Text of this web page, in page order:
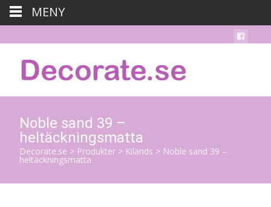
Noble sand 39 –
heltäckningsmatta
Decorate.se > Produkter > Kilands > Noble sand 39 –
heltäckningsmatta
MENY